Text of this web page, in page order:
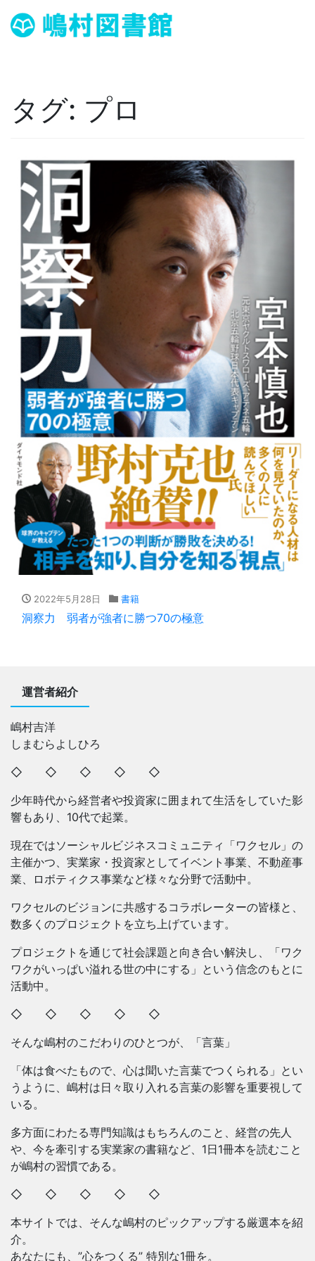
タグ: プロ
2022年5月28日 書籍
洞察力 弱者が強者に勝つ70の極意
運営者紹介
嶋村吉洋
しまむらよしひろ
◇ ◇ ◇ ◇ ◇
少年時代から経営者や投資家に囲まれて生活をしていた影
響もあり、10代で起業。
現在ではソーシャルビジネスコミュニティ「ワクセル」の
主催かつ、実業家・投資家としてイベント事業、不動産事
業、ロボティクス事業など様々な分野で活動中。
ワクセルのビジョンに共感するコラボレーターの皆様と、
数多くのプロジェクトを立ち上げています。
プロジェクトを通じて社会課題と向き合い解決し、「ワク
ワクがいっぱい溢れる世の中にする」という信念のもとに
活動中。
◇ ◇ ◇ ◇ ◇
そんな嶋村のこだわりのひとつが、「言葉」
「体は食べたもので、心は聞いた言葉でつくられる」とい
うように、嶋村は日々取り入れる言葉の影響を重要視して
いる。
多方面にわたる専門知識はもちろんのこと、経営の先人
や、今を牽引する実業家の書籍など、1日1冊本を読むこと
が嶋村の習慣である。
◇ ◇ ◇ ◇ ◇
本サイトでは、そんな嶋村のピックアップする厳選本を紹
介。
あなたにも、”心をつくる” 特別な1冊を。